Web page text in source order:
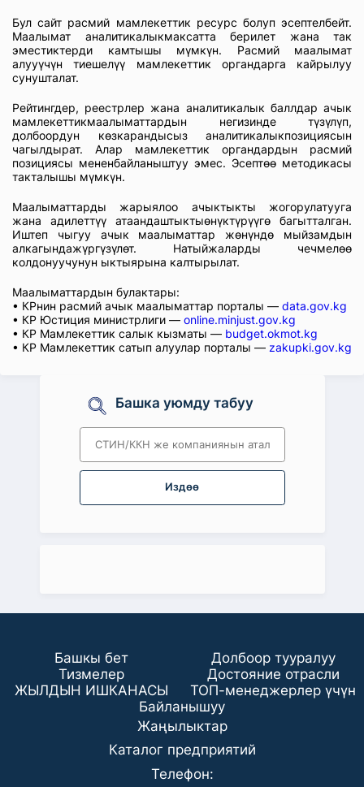
Бул сайт расмий мамлекеттик ресурс болуп эсептелбейт.
Маалымат аналитикалыкмаксатта берилет жана так
эместиктерди камтышы мүмкүн. Расмий маалымат
алууүчүн тиешелүү мамлекеттик органдарга кайрылуу
сунушталат.
Рейтингдер, реестрлер жана аналитикалык баллдар ачык
мамлекеттикмаалыматтардын негизинде түзүлүп,
долбоордун көзкарандысыз аналитикалыкпозициясын
чагылдырат. Алар мамлекеттик органдардын расмий
позициясы мененбайланыштуу эмес. Эсептөө методикасы
такталышы мүмкүн.
Маалыматтарды жарыялоо ачыктыкты жогорулатууга
жана адилеттүү атаандаштыктыөнүктүрүүгө багытталган.
Иштеп чыгуу ачык маалыматтар жөнүндө мыйзамдын
алкагындажүргүзүлөт. Натыйжаларды чечмелөө
колдонуучунун ыктыярына калтырылат.
Маалыматтардын булактары:
• КРнин расмий ачык маалыматтар порталы — data.gov.kg
• КР Юстиция министрлиги — online.minjust.gov.kg
• КР Мамлекеттик салык кызматы — budget.okmot.kg
• КР Мамлекеттик сатып алуулар порталы — zakupki.gov.kg
Башка уюмду табуу
Издөө
Башкы бет
Долбоор тууралуу
Тизмелер
Достояние отрасли
ЖЫЛДЫН ИШКАНАСЫ
ТОП-менеджерлер үчүн
Байланышуу
Жаңылыктар
Каталог предприятий
Телефон: